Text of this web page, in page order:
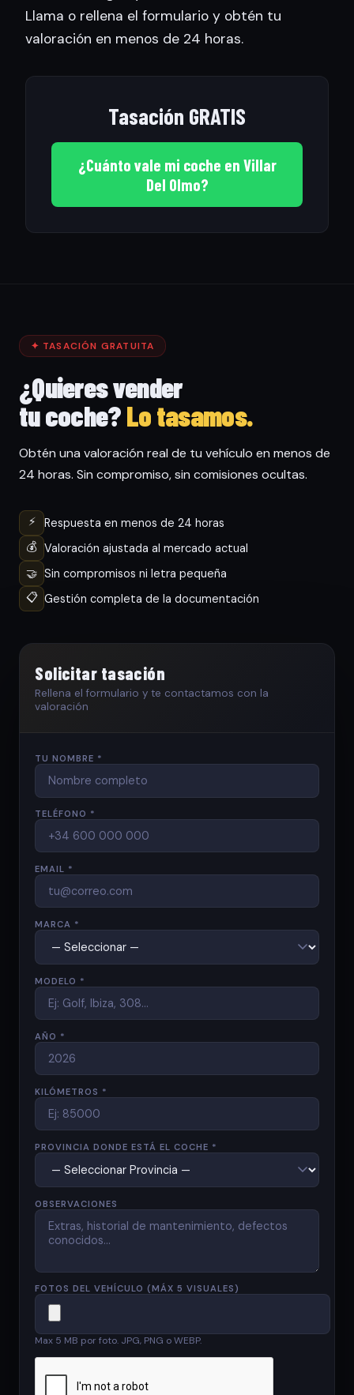
Llama o rellena el formulario y obtén tu
valoración en menos de 24 horas.
Tasación GRATIS
¿Cuánto vale mi coche en Villar
Del Olmo?
✦ TASACIÓN GRATUITA
¿Quieres vender
tu coche?Lo tasamos.
Obtén una valoración real de tu vehículo en menos de
24 horas. Sin compromiso, sin comisiones ocultas.
⚡
Respuesta en menos de 24 horas
💰 Valoración ajustada al mercado actual
🤝 Sin compromisos ni letra pequeña
📋 Gestión completa de la documentación
Solicitar tasación
Rellena el formulario y te contactamos con la
valoración
TU NOMBRE *
TELÉFONO *
EMAIL *
MARCA *
MODELO *
AÑO *
KILÓMETROS *
PROVINCIA DONDE ESTÁ EL COCHE *
OBSERVACIONES
FOTOS DEL VEHÍCULO (MÁX 5 VISUALES)
Max 5 MB por foto. JPG, PNG o WEBP.